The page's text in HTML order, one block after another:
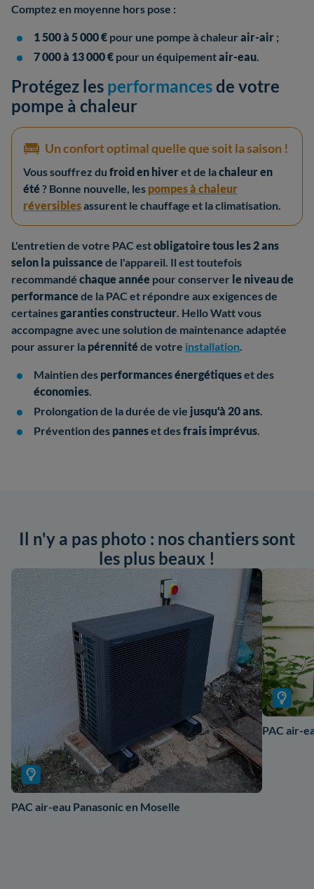
Comptez en moyenne hors pose :
1 500 à 5 000 € pour une pompe à chaleur air-air ;
7 000 à 13 000 € pour un équipementair-eau.
Protégez les performancesde votre
pompe à chaleur
Un confort optimal quelle que soit la saison !
Vous souffrez du froid en hiveret de lachaleur en
été ? Bonne nouvelle, les pompes à chaleur
réversiblesassurent le chauffage et la climatisation.
L'entretien de votre PAC estobligatoire tous les 2 ans
selon la puissance de l'appareil. Il est toutefois
recommandé chaque année pour conserver le niveau de
performance de la PAC et répondre aux exigences de
certainesgaranties constructeur. Hello Watt vous
accompagne avec une solution de maintenance adaptée
pour assurer la pérennité de votre installation.
Maintien des performances énergétiqueset des
économies.
Prolongation de la durée de vie jusqu'à 20 ans.
Prévention des panneset desfrais imprévus.
Il n'y a pas photo : nos chantiers sont
les plus beaux !
PAC air-eau Panasonic en Moselle
PAC air-